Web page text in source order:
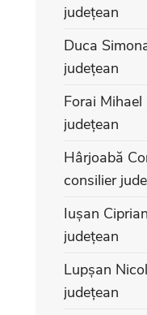
județean
Duca
județean
Forai
județean
Hârjoabă
consilier
Iușan
județean
Lupșan
județean